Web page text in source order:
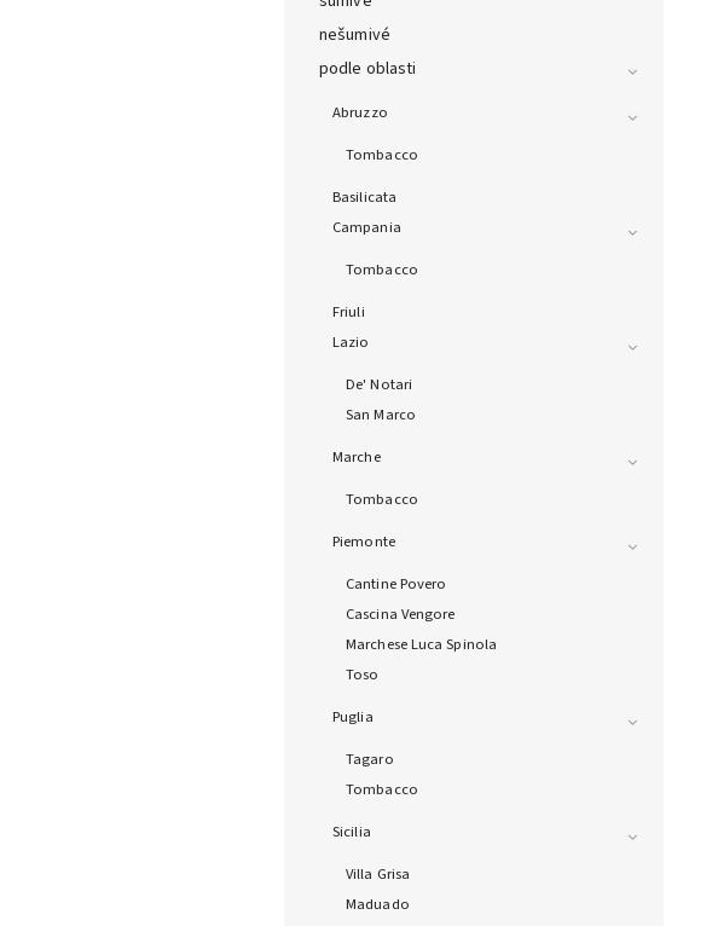
nešumivé
podle oblasti
Abruzzo
Tombacco
Basilicata
Campania
Tombacco
Friuli
Lazio
De' Notari
San Marco
Marche
Tombacco
Piemonte
Cantine Povero
Cascina Vengore
Marchese Luca Spinola
Toso
Puglia
Tagaro
Tombacco
Sicilia
Villa Grisa
Maduado